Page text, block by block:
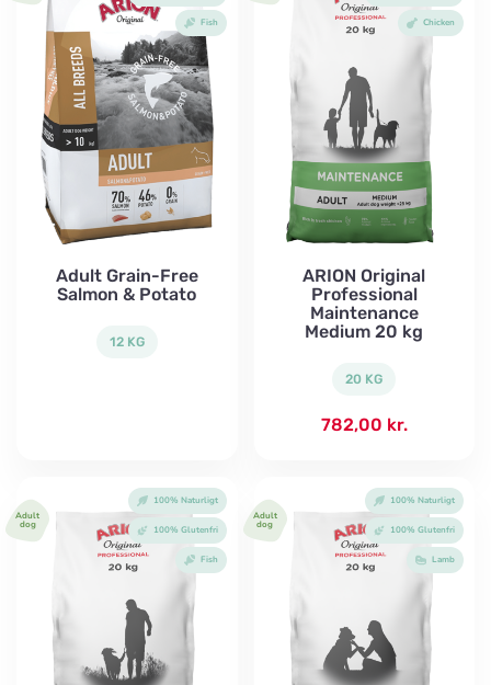
Fish
Adult Grain-Free
Salmon & Potato
12 KG
Chicken
ARION Original
Professional
Maintenance
Medium 20 kg
20 KG
782,00 kr.
Adult
dog
100% Naturligt
100% Glutenfri
Fish
Adult
dog
100% Naturligt
100% Glutenfri
Lamb